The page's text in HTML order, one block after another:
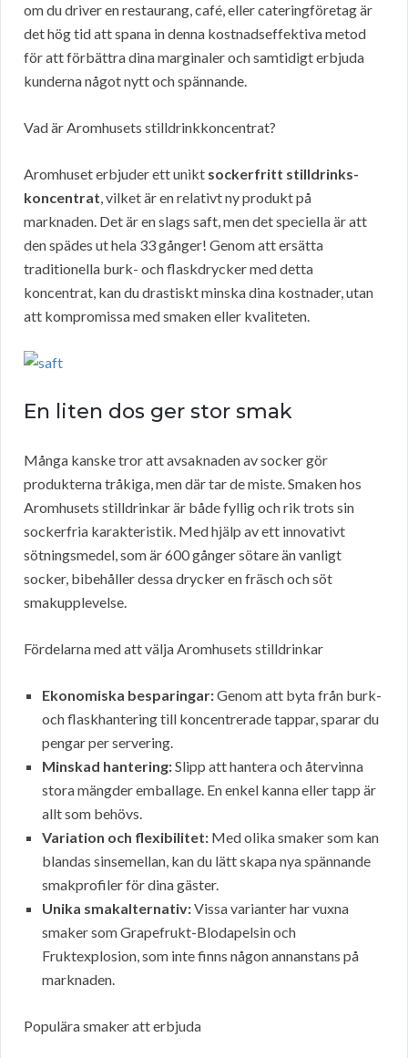
om du driver en restaurang, café, eller cateringföretag är
det hög tid att spana in denna kostnadseffektiva metod
för att förbättra dina marginaler och samtidigt erbjuda
kunderna något nytt och spännande.
Vad är Aromhusets stilldrinkkoncentrat?
Aromhuset erbjuder ett unikt sockerfritt stilldrinks-
koncentrat, vilket är en relativt ny produkt på
marknaden. Det är en slags saft, men det speciella är att
den spädes ut hela 33 gånger! Genom att ersätta
traditionella burk- och flaskdrycker med detta
koncentrat, kan du drastiskt minska dina kostnader, utan
att kompromissa med smaken eller kvaliteten.
En liten dos ger stor smak
Många kanske tror att avsaknaden av socker gör
produkterna tråkiga, men där tar de miste. Smaken hos
Aromhusets stilldrinkar är både fyllig och rik trots sin
sockerfria karakteristik. Med hjälp av ett innovativt
sötningsmedel, som är 600 gånger sötare än vanligt
socker, bibehåller dessa drycker en fräsch och söt
smakupplevelse.
Fördelarna med att välja Aromhusets stilldrinkar
Ekonomiska besparingar:Genom att byta från burk-
och flaskhantering till koncentrerade tappar, sparar du
pengar per servering.
Minskad hantering:Slipp att hantera och återvinna
stora mängder emballage. En enkel kanna eller tapp är
allt som behövs.
Variation och flexibilitet: Med olika smaker som kan
blandas sinsemellan, kan du lätt skapa nya spännande
smakprofiler för dina gäster.
Unika smakalternativ:Vissa varianter har vuxna
smaker som Grapefrukt-Blodapelsin och
Fruktexplosion, som inte finns någon annanstans på
marknaden.
Populära smaker att erbjuda